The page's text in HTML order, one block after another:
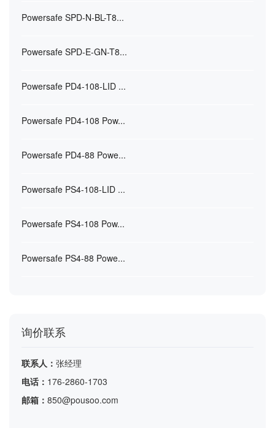
Powersafe SPD-N-BL-T8...
Powersafe SPD-E-GN-T8...
Powersafe PD4-108-LID ...
Powersafe PD4-108 Pow...
Powersafe PD4-88 Powe...
Powersafe PS4-108-LID ...
Powersafe PS4-108 Pow...
Powersafe PS4-88 Powe...
询价联系
联系人： 张经理
电话： 176-2860-1703
邮箱： 850@pousoo.com